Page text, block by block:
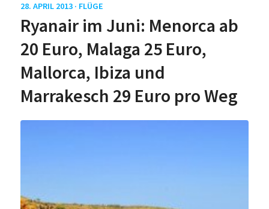
28. APRIL 2013 · FLÜGE
Ryanair im Juni: Menorca ab
20 Euro, Malaga 25 Euro,
Mallorca, Ibiza und
Marrakesch 29 Euro pro Weg